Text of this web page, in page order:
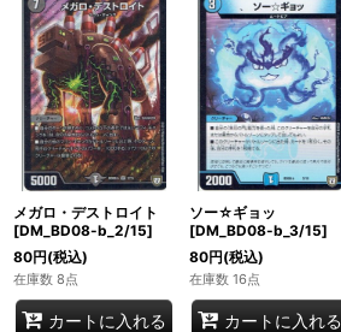
メガロ・デストロイト
[DM_BD08-b_2/15]
80円(税込)
在庫数 8点
カートに入れる
ソー☆ギョッ
[DM_BD08-b_3/15]
80円(税込)
在庫数 16点
カートに入れる